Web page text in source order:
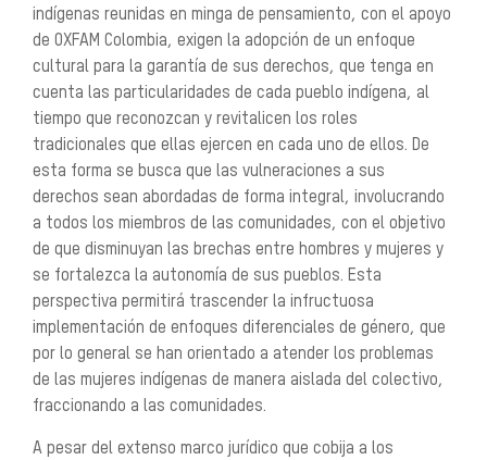
indígenas reunidas en minga de pensamiento, con el apoyo
de OXFAM Colombia, exigen la adopción de un enfoque
cultural para la garantía de sus derechos, que tenga en
cuenta las particularidades de cada pueblo indígena, al
tiempo que reconozcan y revitalicen los roles
tradicionales que ellas ejercen en cada uno de ellos. De
esta forma se busca que las vulneraciones a sus
derechos sean abordadas de forma integral, involucrando
a todos los miembros de las comunidades, con el objetivo
de que disminuyan las brechas entre hombres y mujeres y
se fortalezca la autonomía de sus pueblos. Esta
perspectiva permitirá trascender la infructuosa
implementación de enfoques diferenciales de género, que
por lo general se han orientado a atender los problemas
de las mujeres indígenas de manera aislada del colectivo,
fraccionando a las comunidades.
A pesar del extenso marco jurídico que cobija a los